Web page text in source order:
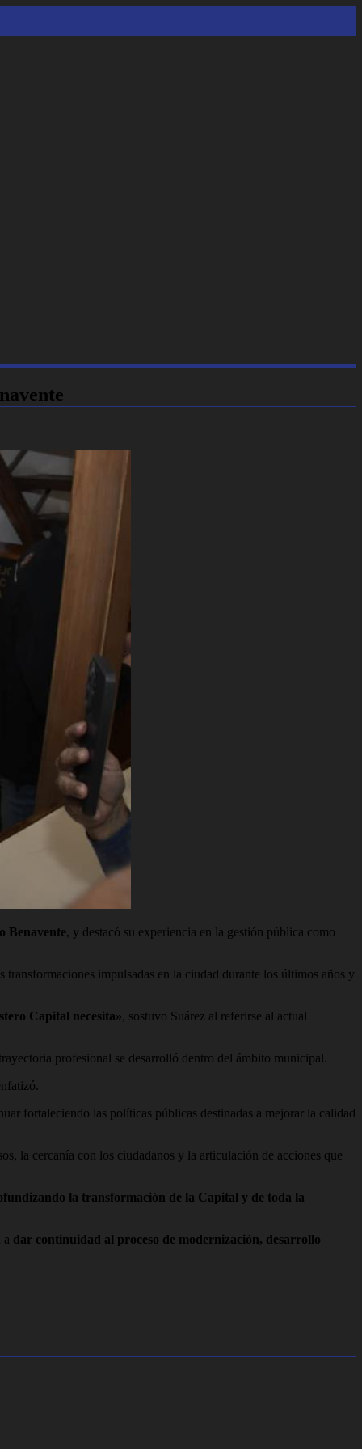
Benavente, y destacó su experiencia en la gestión pública como
impulsadas en la ciudad durante los últimos años y
Capital necesita», sostuvo Suárez al referirse al actual
profesional se desarrolló dentro del ámbito municipal.
fortaleciendo las políticas públicas destinadas a mejorar la calidad
la cercanía con los ciudadanos y la articulación de acciones que
la transformación de la Capital y de toda la
a dar continuidad al proceso de modernización, desarrollo